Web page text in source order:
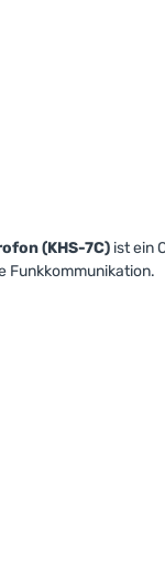
(KHS-7C) ist ein
Funkkommunikation.